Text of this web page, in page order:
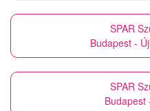
SPAR
Budapest -
SPAR
Budapest